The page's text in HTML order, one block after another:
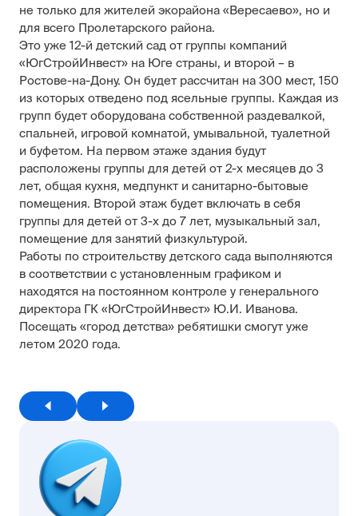
не только для жителей экорайона «Вересаево», но и
для всего Пролетарского района.
Это уже 12-й детский сад от группы компаний
«ЮгСтройИнвест» на Юге страны, и второй – в
Ростове-на-Дону. Он будет рассчитан на 300 мест, 150
из которых отведено под ясельные группы. Каждая из
групп будет оборудована собственной раздевалкой,
спальней, игровой комнатой, умывальной, туалетной
и буфетом. На первом этаже здания будут
расположены группы для детей от 2-х месяцев до 3
лет, общая кухня, медпункт и санитарно-бытовые
помещения. Второй этаж будет включать в себя
группы для детей от 3-х до 7 лет, музыкальный зал,
помещение для занятий физкультурой.
Работы по строительству детского сада выполняются
в соответствии с установленным графиком и
находятся на постоянном контроле у генерального
директора ГК «ЮгСтройИнвест» Ю.И. Иванова.
Посещать «город детства» ребятишки смогут уже
летом 2020 года.